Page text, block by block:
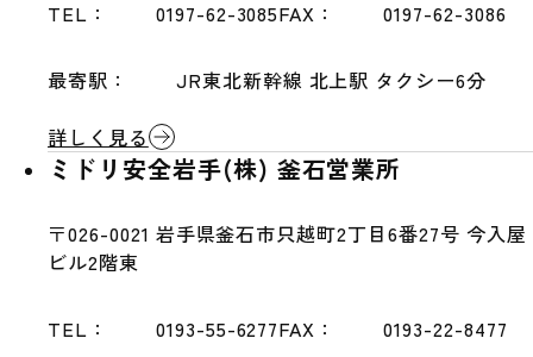
TEL： 0197-62-3085FAX： 0197-62-3086
最寄駅：
JR東北新幹線 北上駅 タクシー6分
詳しく見る
ミドリ安全岩手(株) 釜石営業所
〒026-0021 岩手県釜石市只越町2丁目6番27号 今入屋
ビル2階東
TEL： 0193-55-6277FAX： 0193-22-8477